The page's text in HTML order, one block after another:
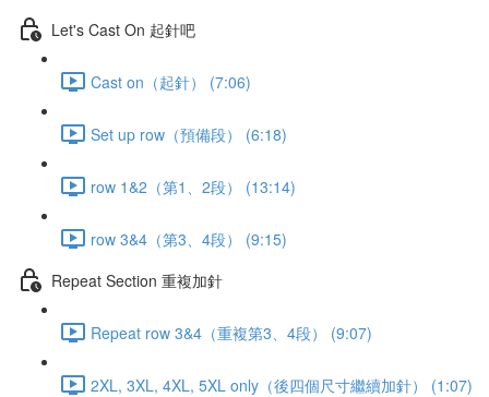
Let's Cast On 起針吧
Cast on（起針） (7:06)
Set up row（預備段） (6:18)
row 1&2（第1、2段） (13:14)
row 3&4（第3、4段） (9:15)
Repeat Section 重複加針
Repeat row 3&4（重複第3、4段） (9:07)
2XL, 3XL, 4XL, 5XL only（後四個尺寸繼續加針） (1:07)